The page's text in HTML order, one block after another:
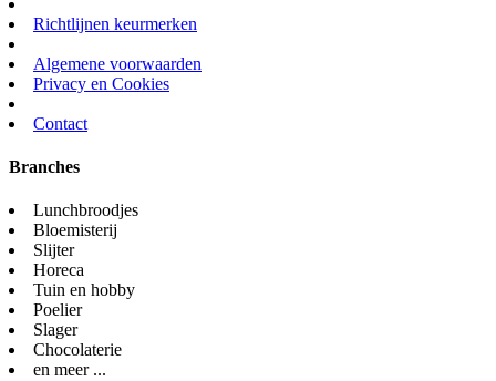
Richtlijnen keurmerken
Algemene voorwaarden
Privacy en Cookies
Contact
Branches
Lunchbroodjes
Bloemisterij
Slijter
Horeca
Tuin en hobby
Poelier
Slager
Chocolaterie
en meer ...